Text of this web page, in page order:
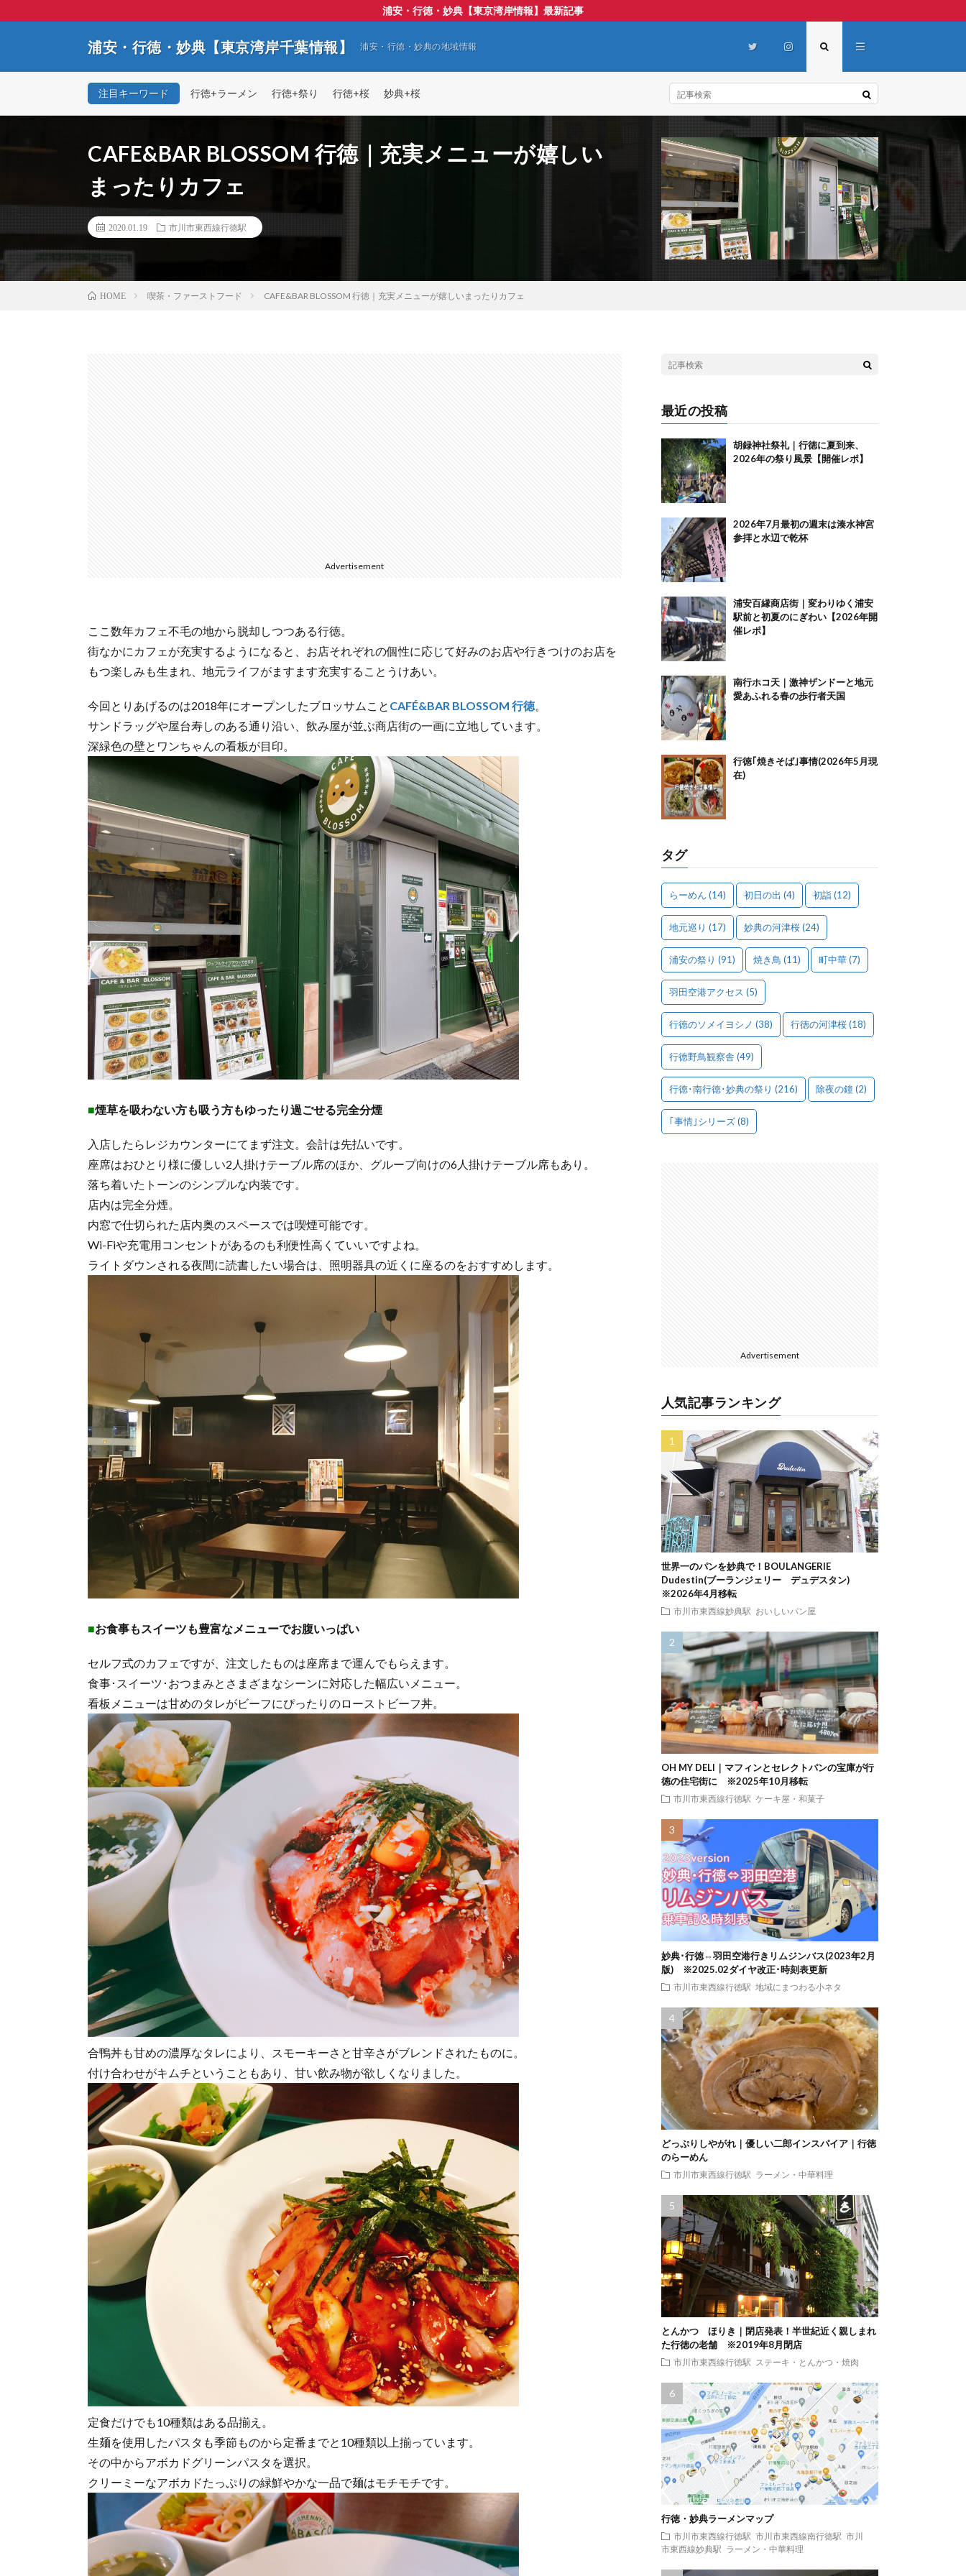
浦安・行徳・妙典【東京湾岸情報】最新記事
浦安・行徳・妙典【東京湾岸千葉情報】 浦安・行徳・妙典の地域情報
注目キーワード 行徳+ラーメン 行徳+祭り 行徳+桜 妙典+桜
CAFE&BAR BLOSSOM 行徳｜充実メニューが嬉しい
まったりカフェ
2020.01.19 市川市東西線行徳駅
HOME 喫茶・ファーストフード CAFE&BAR BLOSSOM 行徳｜充実メニューが嬉しいまったりカフェ
Advertisement
ここ数年カフェ不毛の地から脱却しつつある行徳。
街なかにカフェが充実するようになると、お店それぞれの個性に応じて好みのお店や行きつけのお店を
もつ楽しみも生まれ、地元ライフがますます充実することうけあい。
今回とりあげるのは2018年にオープンしたブロッサムこと CAFÉ&BAR BLOSSOM 行徳。
サンドラッグや屋台寿しのある通り沿い、飲み屋が並ぶ商店街の一画に立地しています。
深緑色の壁とワンちゃんの看板が目印。
■煙草を吸わない方も吸う方もゆったり過ごせる完全分煙
入店したらレジカウンターにてまず注文。会計は先払いです。
座席はおひとり様に優しい2人掛けテーブル席のほか、グループ向けの6人掛けテーブル席もあり。
落ち着いたトーンのシンプルな内装です。
店内は完全分煙。
内窓で仕切られた店内奥のスペースでは喫煙可能です。
Wi-Fiや充電用コンセントがあるのも利便性高くていいですよね。
ライトダウンされる夜間に読書したい場合は、照明器具の近くに座るのをおすすめします。
■お食事もスイーツも豊富なメニューでお腹いっぱい
セルフ式のカフェですが、注文したものは座席まで運んでもらえます。
食事･スイーツ･おつまみとさまざまなシーンに対応した幅広いメニュー。
看板メニューは甘めのタレがビーフにぴったりのローストビーフ丼。
合鴨丼も甘めの濃厚なタレにより、スモーキーさと甘辛さがブレンドされたものに。
付け合わせがキムチということもあり、甘い飲み物が欲しくなりました。
定食だけでも10種類はある品揃え。
生麺を使用したパスタも季節ものから定番までと10種類以上揃っています。
その中からアボカドグリーンパスタを選択。
クリーミーなアボカドたっぷりの緑鮮やかな一品で麺はモチモチです。
最近の投稿
胡録神社祭礼｜行徳に夏到来、
2026年の祭り風景【開催レポ】
2026年7月最初の週末は湊水神宮
参拝と水辺で乾杯
浦安百縁商店街｜変わりゆく浦安
駅前と初夏のにぎわい【2026年開
催レポ】
南行ホコ天｜激神ザンドーと地元
愛あふれる春の歩行者天国
行徳｢焼きそば｣事情(2026年5月現
在)
タグ
らーめん (14) 初日の出 (4) 初詣(12)
地元巡り (17) 妙典の河津桜(24)
浦安の祭り (91) 焼き鳥 (11) 町中華(7)
羽田空港アクセス (5)
行徳のソメイヨシノ (38) 行徳の河津桜(18)
行徳野鳥観察舎 (49)
行徳･南行徳･妙典の祭り (216) 除夜の鐘(2)
｢事情｣シリーズ(8)
Advertisement
人気記事ランキング
世界一のパンを妙典で！BOULANGERIE
Dudestin(ブーランジェリー デュデスタン)
※2026年4月移転
市川市東西線妙典駅 おいしいパン屋
OH MY DELI｜マフィンとセレクトパンの宝庫が行
徳の住宅街に ※2025年10月移転
市川市東西線行徳駅 ケーキ屋・和菓子
妙典･行徳⇔羽田空港行きリムジンバス(2023年2月
版) ※2025.02ダイヤ改正･時刻表更新
市川市東西線行徳駅 地域にまつわる小ネタ
どっぷりしやがれ｜優しい二郎インスパイア｜行徳
のらーめん
市川市東西線行徳駅 ラーメン・中華料理
とんかつ ほりき｜閉店発表！半世紀近く親しまれ
た行徳の老舗 ※2019年8月閉店
市川市東西線行徳駅 ステーキ・とんかつ・焼肉
行徳・妙典ラーメンマップ
市川市東西線行徳駅 市川市東西線南行徳駅 市川
市東西線妙典駅
ラーメン・中華料理